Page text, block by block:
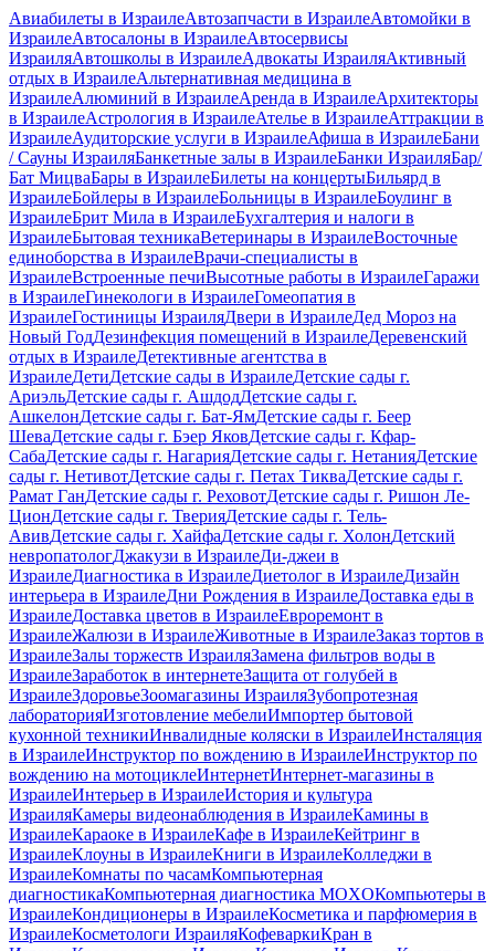
Авиабилеты в ИзраилеАвтозапчасти в ИзраилеАвтомойки в
ИзраилеАвтосалоны в ИзраилеАвтосервисы
ИзраиляАвтошколы в ИзраилеАдвокаты ИзраиляАктивный
отдых в ИзраилеАльтернативная медицина в
ИзраилеАлюминий в ИзраилеАренда в ИзраилеАрхитекторы
в ИзраилеАстрология в ИзраилеАтелье в ИзраилеАттракции в
ИзраилеАудиторские услуги в ИзраилеАфиша в ИзраилеБани
/ Сауны ИзраиляБанкетные залы в ИзраилеБанки ИзраиляБар/
Бат МицваБары в ИзраилеБилеты на концертыБильярд в
ИзраилеБойлеры в ИзраилеБольницы в ИзраилеБоулинг в
ИзраилеБрит Мила в ИзраилеБухгалтерия и налоги в
ИзраилеБытовая техникаВетеринары в ИзраилеВосточные
единоборства в ИзраилеВрачи-специалисты в
ИзраилеВстроенные печиВысотные работы в ИзраилеГаражи
в ИзраилеГинекологи в ИзраилеГомеопатия в
ИзраилеГостиницы ИзраиляДвери в ИзраилеДед Мороз на
Новый ГодДезинфекция помещений в ИзраилеДеревенский
отдых в ИзраилеДетективные агентства в
ИзраилеДетиДетские сады в ИзраилеДетские сады г.
АриэльДетские сады г. АшдодДетские сады г.
АшкелонДетские сады г. Бат-ЯмДетские сады г. Беер
ШеваДетские сады г. Бэер ЯковДетские сады г. Кфар-
СабаДетские сады г. НагарияДетские сады г. НетанияДетские
сады г. НетивотДетские сады г. Петах ТикваДетские сады г.
Рамат ГанДетские сады г. РеховотДетские сады г. Ришон Ле-
ЦионДетские сады г. ТверияДетские сады г. Тель-
АвивДетские сады г. ХайфаДетские сады г. ХолонДетский
невропатологДжакузи в ИзраилеДи-джеи в
ИзраилеДиагностика в ИзраилеДиетолог в ИзраилеДизайн
интерьера в ИзраилеДни Рождения в ИзраилеДоставка еды в
ИзраилеДоставка цветов в ИзраилеЕвроремонт в
ИзраилеЖалюзи в ИзраилеЖивотные в ИзраилеЗаказ тортов в
ИзраилеЗалы торжеств ИзраиляЗамена фильтров воды в
ИзраилеЗаработок в интернетеЗащита от голубей в
ИзраилеЗдоровьеЗоомагазины ИзраиляЗубопротезная
лабораторияИзготовление мебелиИмпортер бытовой
кухонной техникиИнвалидные коляски в ИзраилеИнсталяция
в ИзраилеИнструктор по вождению в ИзраилеИнструктор по
вождению на мотоциклеИнтернетИнтернет-магазины в
ИзраилеИнтерьер в ИзраилеИстория и культура
ИзраиляКамеры видеонаблюдения в ИзраилеКамины в
ИзраилеКараоке в ИзраилеКафе в ИзраилеКейтринг в
ИзраилеКлоуны в ИзраилеКниги в ИзраилеКолледжи в
ИзраилеКомнаты по часамКомпьютерная
диагностикаКомпьютерная диагностика MOXOКомпьютеры в
ИзраилеКондиционеры в ИзраилеКосметика и парфюмерия в
ИзраилеКосметологи ИзраиляКофеваркиКран в